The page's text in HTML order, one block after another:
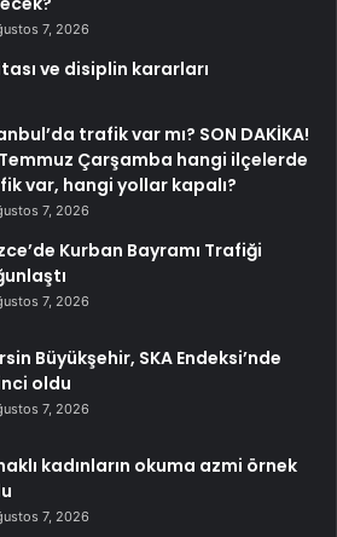
7, 2026
ve disiplin kararları
trafik var mı? SON DAKİKA!
Çarşamba hangi ilçelerde
var, hangi yollar kapalı?
7, 2026
Kurban Bayramı Trafiği
7, 2026
Büyükşehir, SKA Endeksi’nde
oldu
7, 2026
kadınların okuma azmi örnek
7, 2026